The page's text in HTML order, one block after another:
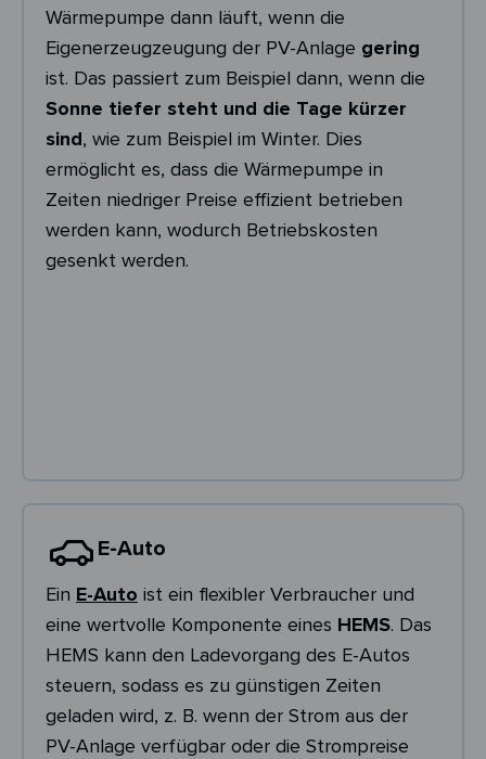
Wärmepumpe dann läuft, wenn die
Eigenerzeugzeugung der PV-Anlage gering
ist. Das passiert zum Beispiel dann, wenn die
Sonne tiefer steht und die Tage kürzer
sind, wie zum Beispiel im Winter. Dies
ermöglicht es, dass die Wärmepumpe in
Zeiten niedriger Preise effizient betrieben
werden kann, wodurch Betriebskosten
gesenkt werden.
E-Auto
Ein E-Auto ist ein flexibler Verbraucher und
eine wertvolle Komponente eines HEMS. Das
HEMS kann den Ladevorgang des E-Autos
steuern, sodass es zu günstigen Zeiten
geladen wird, z. B. wenn der Strom aus der
PV-Anlage verfügbar oder die Strompreise